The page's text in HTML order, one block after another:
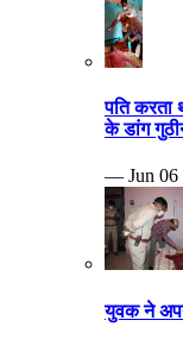
पति करता
के डांग
— Jun 06
युवक ने